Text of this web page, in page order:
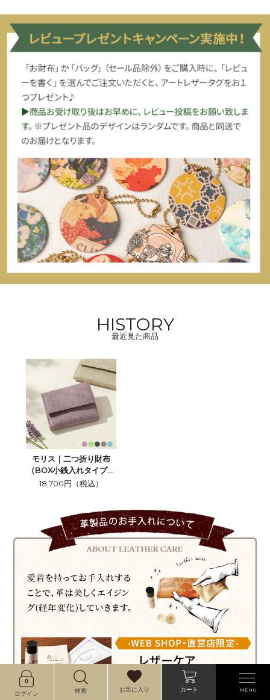
HISTORY
最近見た商品
モリス｜二つ折り財布
（BOX小銭入れタイプ）
＜全6色＞
18,700円（税込）
ログイン 検索 お気に入り カート MENU